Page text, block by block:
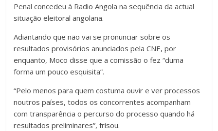
Penal concedeu à Radio Angola na sequência da actual
situação eleitoral angolana.
Adiantando que não vai se pronunciar sobre os
resultados provisórios anunciados pela CNE, por
enquanto, Moco disse que a comissão o fez “duma
forma um pouco esquisita”.
“Pelo menos para quem costuma ouvir e ver processos
noutros países, todos os concorrentes acompanham
com transparência o percurso do processo quando há
resultados preliminares”, frisou.